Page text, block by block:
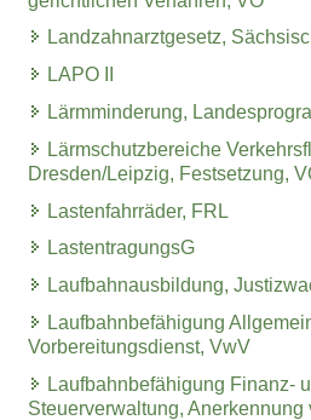
Landzahnarztgesetz,
LAPO II
Lärmminderung,
Lärmschutzbereiche
Dresden/Leipzig, Festsetzung,
Lastenfahrräder, FRL
LastentragungsG
Laufbahnausbildung,
Laufbahnbefähigung
Vorbereitungsdienst, VwV
Laufbahnbefähigung Finanz-
Steuerverwaltung, Anerkennung